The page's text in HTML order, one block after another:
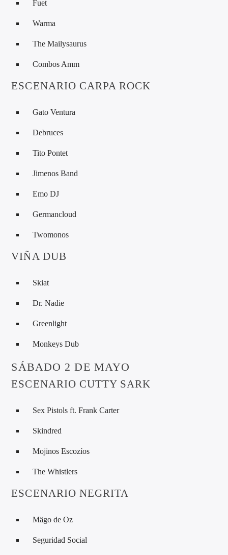
Fuet
Warma
The Mailysaurus
Combos Amm
ESCENARIO CARPA ROCK
Gato Ventura
Debruces
Tito Pontet
Jimenos Band
Emo DJ
Germancloud
Twomonos
VIÑA DUB
Skiat
Dr. Nadie
Greenlight
Monkeys Dub
SÁBADO 2 DE MAYO
ESCENARIO CUTTY SARK
Sex Pistols ft. Frank Carter
Skindred
Mojinos Escozíos
The Whistlers
ESCENARIO NEGRITA
Mägo de Oz
Seguridad Social